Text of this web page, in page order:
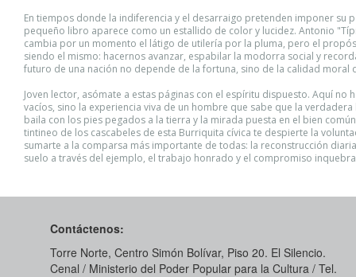
En tiempos donde la indiferencia y el desarraigo pretenden imponer su
pequeño libro aparece como un estallido de color y lucidez. Antonio
cambia por un momento el látigo de utilería por la pluma, pero el
siendo el mismo: hacernos avanzar, espabilar la modorra social y
futuro de una nación no depende de la fortuna, sino de la calidad moral
Joven lector, asómate a estas páginas con el espíritu dispuesto. Aquí no
vacíos, sino la experiencia viva de un hombre que sabe que la
baila con los pies pegados a la tierra y la mirada puesta en el bien
tintineo de los cascabeles de esta Burriquita cívica te despierte la
sumarte a la comparsa más importante de todas: la reconstrucción
suelo a través del ejemplo, el trabajo honrado y el compromiso
Contáctenos:
Torre Norte, Centro Simón Bolívar, Piso 20. El Silencio.
Cenal / Ministerio del Poder Popular para la Cultura / Tel.